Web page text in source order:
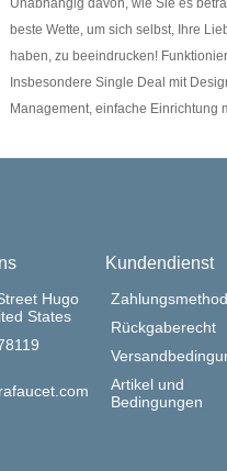
Unabhängig davon, wie Sie es
beste Wette, um sich selbst, Ihre
haben, zu beeindrucken!
Insbesondere Single Deal mit
Management, einfache Einrichtung
Hugo
States
Kundendienst
Rückgaberecht
Artikel und
Bedingungen